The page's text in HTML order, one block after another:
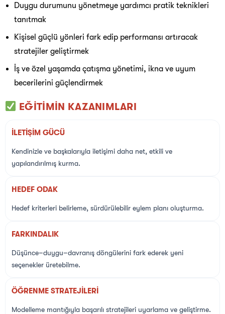
Duygu durumunu yönetmeye yardımcı pratik teknikleri
tanıtmak
Kişisel güçlü yönleri fark edip performansı artıracak
stratejiler geliştirmek
İş ve özel yaşamda çatışma yönetimi, ikna ve uyum
becerilerini güçlendirmek
EĞİTİMİN KAZANIMLARI
İLETİŞİM GÜCÜ
Kendinizle ve başkalarıyla iletişimi daha net, etkili ve
yapılandırılmış kurma.
HEDEF ODAK
Hedef kriterleri belirleme, sürdürülebilir eylem planı oluşturma.
FARKINDALIK
Düşünce–duygu–davranış döngülerini fark ederek yeni
seçenekler üretebilme.
ÖĞRENME STRATEJİLERİ
Modelleme mantığıyla başarılı stratejileri uyarlama ve geliştirme.